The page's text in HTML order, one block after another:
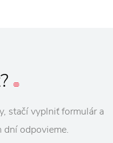
stačí vyplniť formulár a
dní odpovieme.